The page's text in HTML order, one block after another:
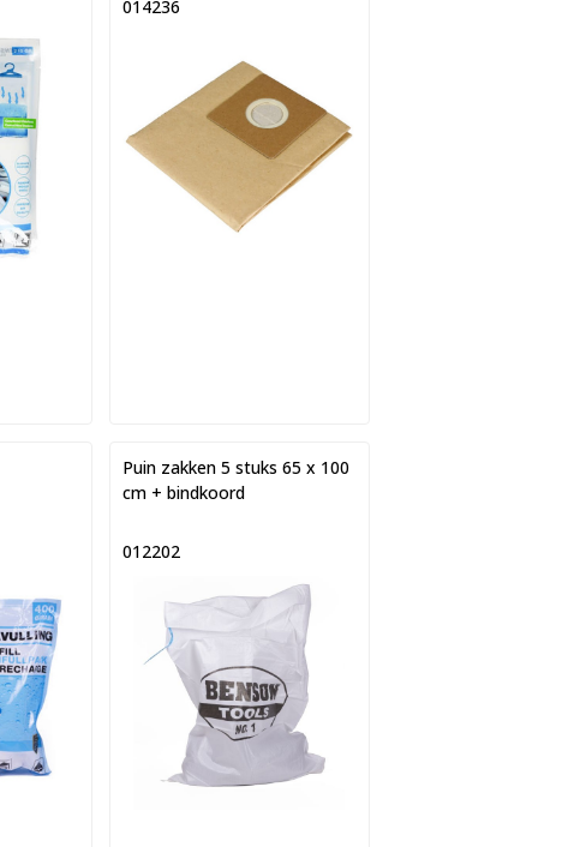
014236
Puin zakken 5 stuks 65 x 100
cm + bindkoord
012202